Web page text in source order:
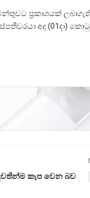
ප්‍රකාශයක්
අද (01දා)
කැප වෙන බව